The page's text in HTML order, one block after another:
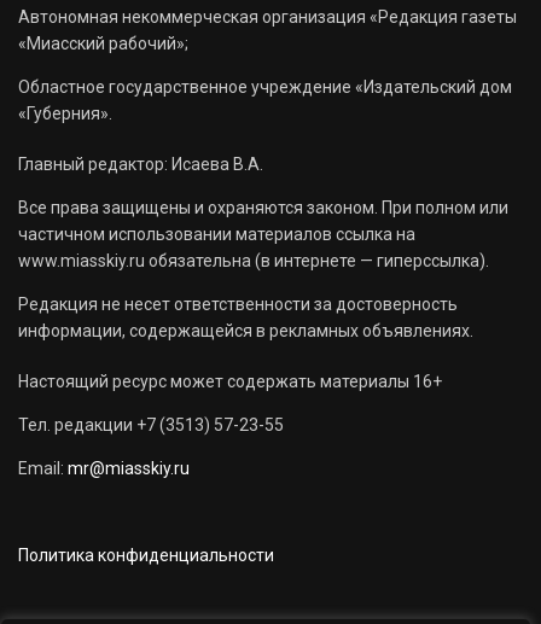
Автономная некоммерческая организация «Редакция газеты
«Миасский рабочий»;
Областное государственное учреждение «Издательский дом
«Губерния».
Главный редактор: Исаева В.А.
Все права защищены и охраняются законом. При полном или
частичном использовании материалов ссылка на
www.miasskiy.ru обязательна (в интернете — гиперссылка).
Редакция не несет ответственности за достоверность
информации, содержащейся в рекламных объявлениях.
Настоящий ресурс может содержать материалы 16+
Тел. редакции +7 (3513) 57-23-55
Email: mr@miasskiy.ru
Политика конфиденциальности